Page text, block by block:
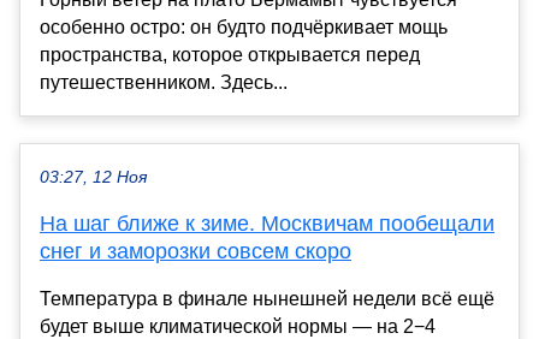
особенно остро: он будто подчёркивает мощь
пространства, которое открывается перед
путешественником. Здесь...
03:27, 12 Ноя
На шаг ближе к зиме. Москвичам пообещали
снег и заморозки совсем скоро
Температура в финале нынешней недели всё ещё
будет выше климатической нормы — на 2−4